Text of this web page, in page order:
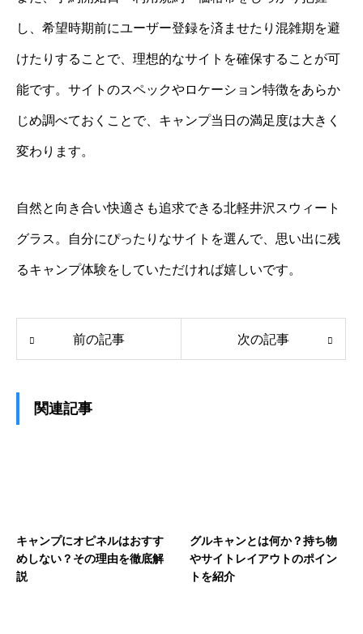
し、希望時期前にユーザー登録を済ませたり混雑期を避
けたりすることで、理想的なサイトを確保することが可
能です。サイトのスペックやロケーション特徴をあらか
じめ調べておくことで、キャンプ当日の満足度は大きく
変わります。
自然と向き合い快適さも追求できる北軽井沢スウィート
グラス。自分にぴったりなサイトを選んで、思い出に残
るキャンプ体験をしていただければ嬉しいです。
前の記事 次の記事
関連記事
キャンプにオピネルはおすす
めしない？その理由を徹底解
説
グルキャンとは何か？持ち物
やサイトレイアウトのポイン
トを紹介